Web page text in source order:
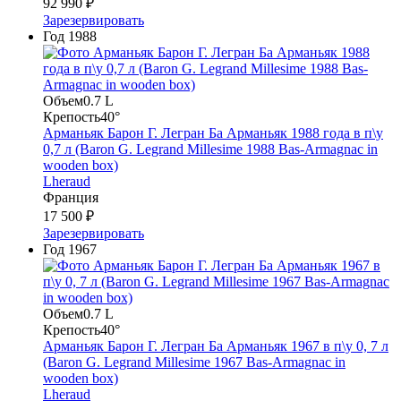
Зарезервировать
Год 1988
Объем0.7 L
Крепость40°
Арманьяк Барон Г. Легран Ба Арманьяк 1988 года в п\у
0,7 л (Baron G. Legrand Millesime 1988 Bas-Armagnac in
wooden box)
Lheraud
Франция
17 500 ₽
Зарезервировать
Год 1967
Объем0.7 L
Крепость40°
Арманьяк Барон Г. Легран Ба Арманьяк 1967 в п\у 0, 7 л
(Baron G. Legrand Millesime 1967 Bas-Armagnac in
wooden box)
Lheraud